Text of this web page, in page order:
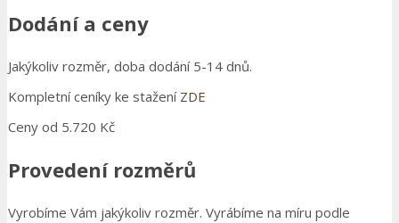
Dodání a ceny
Jakýkoliv rozměr, doba dodání 5-14 dnů.
Kompletní ceníky ke stažení ZDE
Ceny od 5.720 Kč
Provedení rozměrů
Vyrobíme Vám jakýkoliv rozměr. Vyrábíme na míru podle